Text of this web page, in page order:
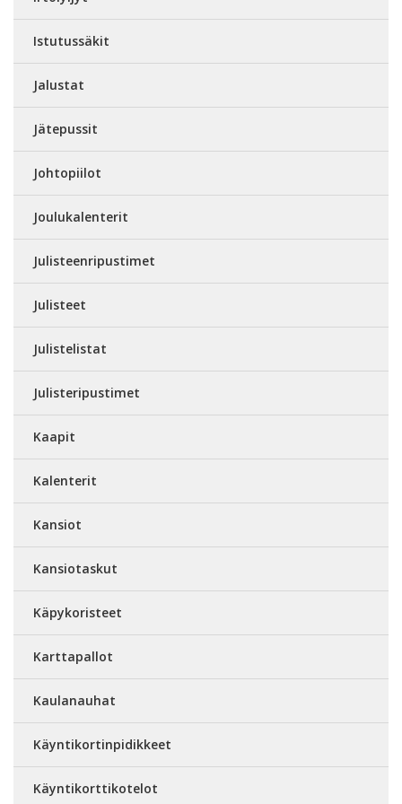
Istutussäkit
Jalustat
Jätepussit
Johtopiilot
Joulukalenterit
Julisteenripustimet
Julisteet
Julistelistat
Julisteripustimet
Kaapit
Kalenterit
Kansiot
Kansiotaskut
Käpykoristeet
Karttapallot
Kaulanauhat
Käyntikortinpidikkeet
Käyntikorttikotelot